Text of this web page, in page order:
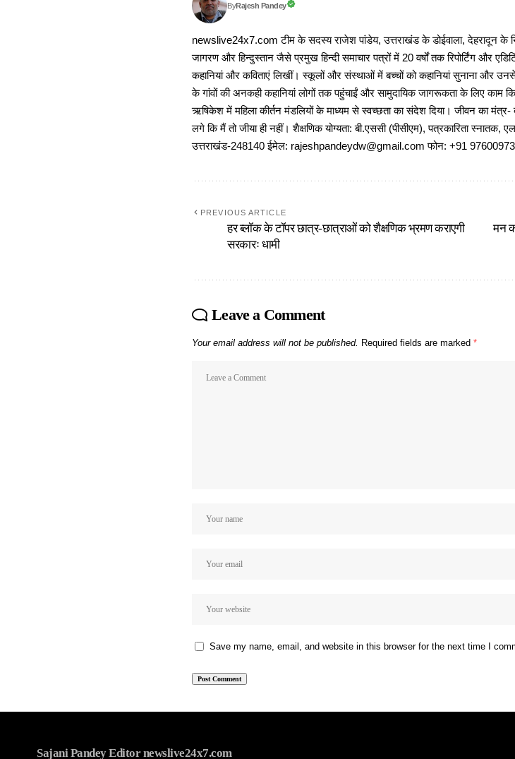
ByRajesh Pandey
newslive24x7.com टीम के सदस्य राजेश पांडेय, उत्तराखंड के डोईवाला, देहरादून के
जागरण और हिन्दुस्तान जैसे प्रमुख हिन्दी समाचार पत्रों में 20 वर्षों तक रिपोर्टिंग और
कहानियां और कविताएं लिखीं। स्कूलों और संस्थाओं में बच्चों को कहानियां सुनाना और
के गांवों की अनकही कहानियां लोगों तक पहुंचाईं और सामुदायिक जागरूकता के लिए काम
ऋषिकेश में महिला कीर्तन मंडलियों के माध्यम से स्वच्छता का संदेश दिया। जीवन का मंत्र-
लगे कि मैं तो जीया ही नहीं। शैक्षणिक योग्यता: बी.एससी (पीसीएम), पत्रकारिता स्नातक,
उत्तराखंड-248140 ईमेल: rajeshpandeydw@gmail.com फोन: +91
PREVIOUS ARTICLE
हर ब्लॉक के टॉपर छात्र-छात्राओं को शैक्षणिक भ्रमण कराएगी
सरकारः धामी
मन
Leave a Comment
Your email address will not be published. Required fields are marked *
Save my name, email, and website in this browser for the next time I
Sajani Pandey Editor newslive24x7.com